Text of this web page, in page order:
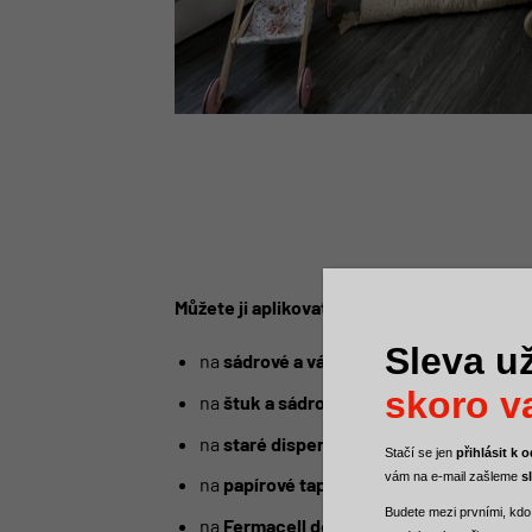
Můžete ji aplikovat:
na sádrové a vápenocementové omítky,
na štuk a sádrokarton
na staré disperzní nebo hliníkové nátěry
na papírové tapety
, které obsahují
na Fermacell desky
Sleva
skoro
Stačí se jen přihlásit k
vám na e-mail zašleme
Budete mezi prvními,